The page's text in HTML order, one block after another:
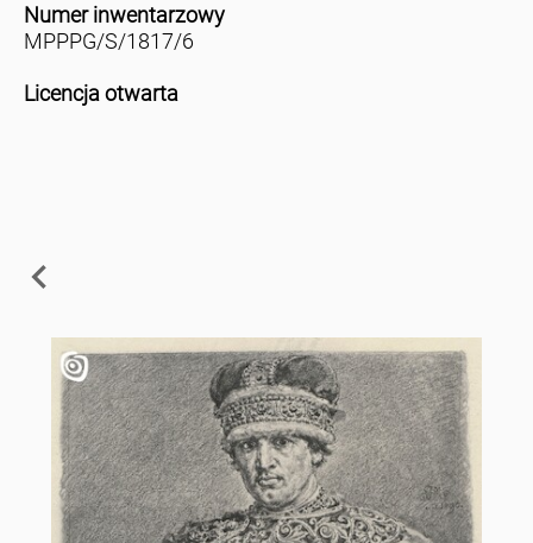
Numer inwentarzowy
MPPPG/S/1817/6
Licencja otwarta